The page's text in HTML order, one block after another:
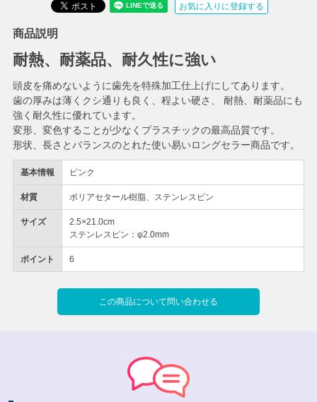
基本情報 ピンク
材質 ポリアセタール樹脂、ステンレスピン
サイズ
2.5×21.0cm
ステンレスピン：φ2.0mm
ポイント 6
お気に入りに登録する
この商品について問い合わせる
商品説明
耐熱、耐薬品、耐久性に強い
頭皮を痛めないように歯先を特殊加工仕上げにしてあります。
歯の厚みは薄くクシ通りも良く、程よい硬さ、 耐熱、耐薬品にも
強く耐久性に優れています。
変形、変色することが少なくプラスチックの最高品質です。
形状、長さとバランスのとれた使い易いロングセラー商品です。